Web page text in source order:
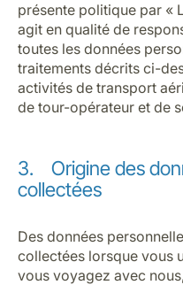
présente politique par «
agit en qualité de
toutes les données
traitements décrits ci-
activités de transport
de tour-opérateur et de
3. Origine des
collectées
Des données
collectées lorsque vous
vous voyagez avec